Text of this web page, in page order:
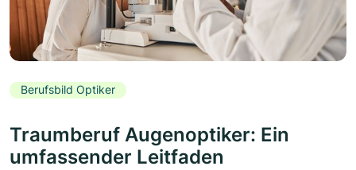
Berufsbild Optiker
Traumberuf Augenoptiker: Ein
umfassender Leitfaden